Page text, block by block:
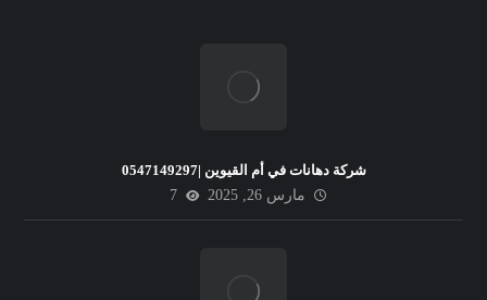
شركة دهانات في أم القيوين |0547149297
مارس 26, 2025
7